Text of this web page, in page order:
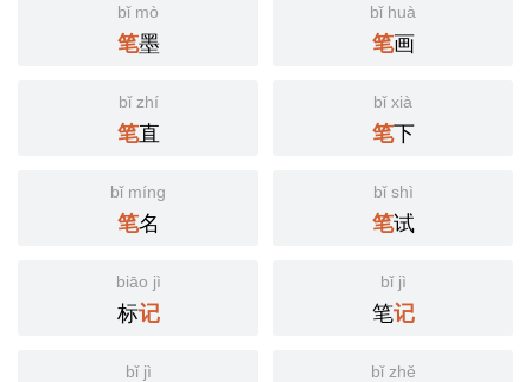
bǐ mò
笔墨
bǐ huà
笔画
bǐ zhí
笔直
bǐ xià
笔下
bǐ míng
笔名
bǐ shì
笔试
biāo jì
标记
bǐ jì
笔记
bǐ jì bǐ zhě